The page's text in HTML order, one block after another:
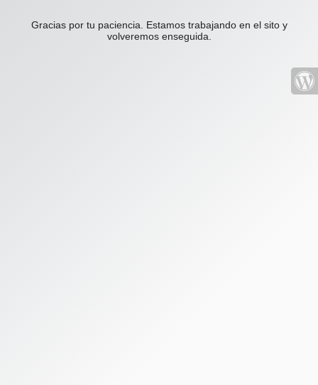
Gracias por tu paciencia. Estamos trabajando en el sito y
volveremos enseguida.